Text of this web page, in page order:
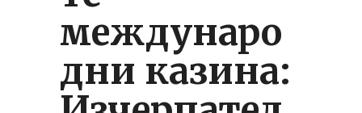
междунаро
дни казина: